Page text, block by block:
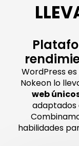
WordPress
Nokeon lo
web
adaptados
habilidades